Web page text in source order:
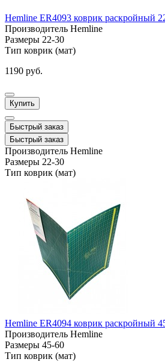
Hemline ER4093 коврик раскройный
Производитель Hemline
Размеры 22-30
Тип коврик (мат)
1190 руб.
Купить
Быстрый заказ
Быстрый заказ
Производитель Hemline
Размеры 22-30
Тип коврик (мат)
Hemline ER4094 коврик раскройный
Производитель Hemline
Размеры 45-60
Тип коврик (мат)